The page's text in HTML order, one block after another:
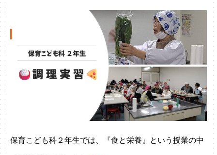
保育こども科２年生では、『食と栄養』という授業の中